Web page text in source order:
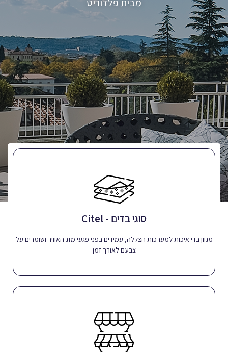
סוגי בדים - Citel
מגוון בדי איכות למערכות הצללה, עמידים בפני פגעי מזג האוויר ושומרים על
צבעם לאורך זמן
סוגי בדים - Citel
סוככי זרועות – Llaza
לעמידות ציפוי לתנאי מזג אוויר קיצוניים